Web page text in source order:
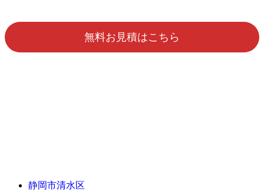
無料お見積はこちら
静岡市清水区